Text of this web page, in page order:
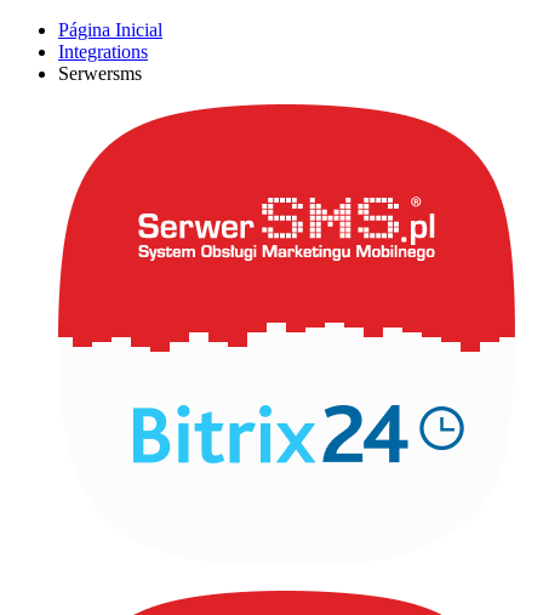
Página Inicial
Integrations
Serwersms